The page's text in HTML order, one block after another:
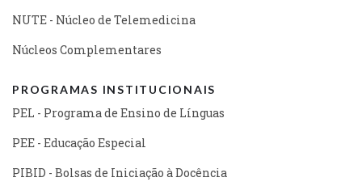
NUTE - Núcleo de Telemedicina
Núcleos Complementares
PROGRAMAS INSTITUCIONAIS
PEL - Programa de Ensino de Línguas
PEE - Educação Especial
PIBID - Bolsas de Iniciação à Docência